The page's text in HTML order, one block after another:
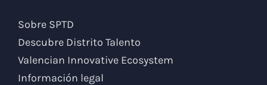
Sobre SPTD
Descubre Distrito Talento
Valencian Innovative Ecosystem
Información legal